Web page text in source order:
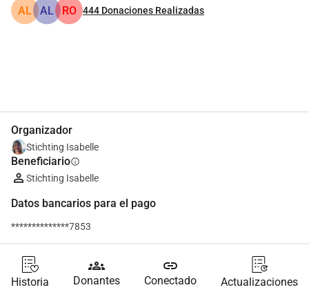
AL AL RO 444 Donaciones Realizadas
Organizador
Stichting Isabelle
Beneficiarioinfo
Stichting Isabelle
Datos bancarios para el pago
**************7853
Historia
groups
Donantes
link
Conectado Actualizaciones